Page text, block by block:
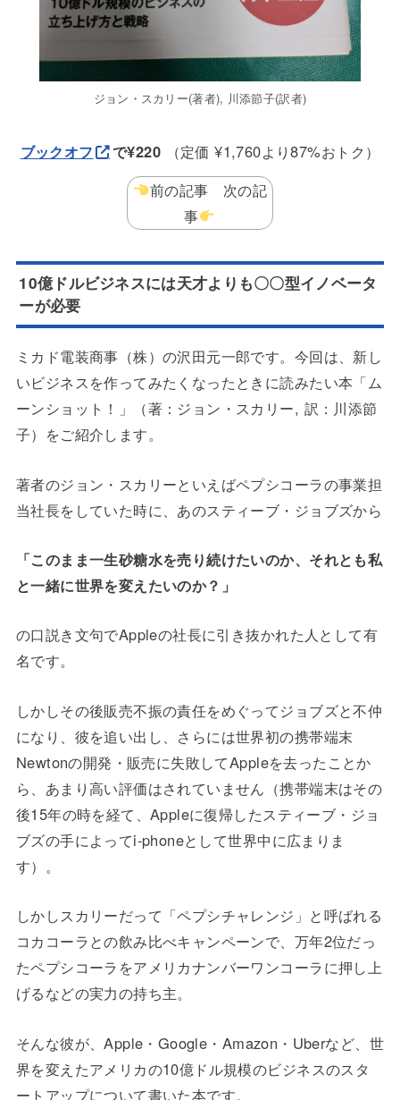
ジョン・スカリー(著者), 川添節子(訳者)
ブックオフ で¥220 （定価 ¥1,760より87%おトク）
前の記事 次の記
事
10億ドルビジネスには天才よりも〇〇型イノベータ
ーが必要
ミカド電装商事（株）の沢田元一郎です。今回は、新し
いビジネスを作ってみたくなったときに読みたい本「ム
ーンショット！」（著：ジョン・スカリー, 訳：川添節
子）をご紹介します。
著者のジョン・スカリーといえばペプシコーラの事業担
当社長をしていた時に、あのスティーブ・ジョブズから
「このまま一生砂糖水を売り続けたいのか、それとも私
と一緒に世界を変えたいのか？」
の口説き文句でAppleの社長に引き抜かれた人として有
名です。
しかしその後販売不振の責任をめぐってジョブズと不仲
になり、彼を追い出し、さらには世界初の携帯端末
Newtonの開発・販売に失敗してAppleを去ったことか
ら、あまり高い評価はされていません（携帯端末はその
後15年の時を経て、Appleに復帰したスティーブ・ジョ
ブズの手によってi-phoneとして世界中に広まりま
す）。
しかしスカリーだって「ペプシチャレンジ」と呼ばれる
コカコーラとの飲み比べキャンペーンで、万年2位だっ
たペプシコーラをアメリカナンバーワンコーラに押し上
げるなどの実力の持ち主。
そんな彼が、Apple・Google・Amazon・Uberなど、世
界を変えたアメリカの10億ドル規模のビジネスのスタ
ートアップについて書いた本です。